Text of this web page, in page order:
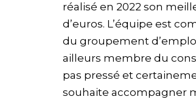
réalisé en 2022 son
d’euros. L’équipe est
du groupement
ailleurs membre du
pas pressé et
souhaite accompagner